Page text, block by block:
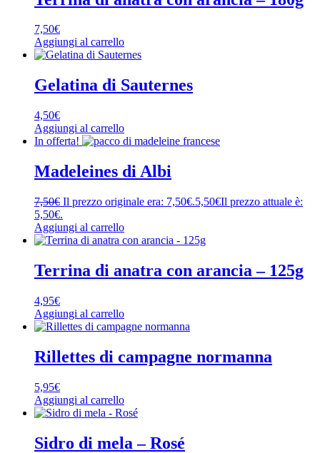
7,50€
Aggiungi al carrello
Gelatina di Sauternes
4,50€
Aggiungi al carrello
In offerta!
Madeleines di Albi
7,50€ Il prezzo originale era: 7,50€.5,50€Il prezzo attuale è:
5,50€.
Aggiungi al carrello
Terrina di anatra con arancia – 125g
4,95€
Aggiungi al carrello
Rillettes di campagne normanna
5,95€
Aggiungi al carrello
Sidro di mela – Rosé